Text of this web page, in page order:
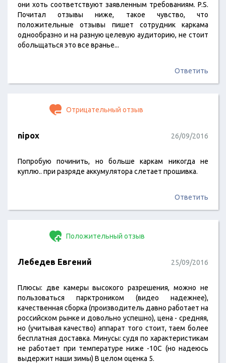
они хоть соответствуют заявленным требованиям. P.S.
Почитал отзывы ниже, такое чувство, что
положительные отзывы пишет сотрудник каркама
однообразно и на разную целевую аудиторию, не стоит
обольщаться это все вранье...
Ответить
Отрицательный отзыв
nipox 26/09/2016
Попробую починить, но больше каркам никогда не
куплю.. при разряде аккумулятора слетает прошивка.
Ответить
Положительный отзыв
Лебедев Евгений 25/09/2016
Плюсы: две камеры высокого разрешения, можно не
пользоваться парктроником (видео надежнее),
качественная сборка (производитель давно работает на
российском рынке и довольно успешно), цена - средняя,
но (учитывая качество) аппарат того стоит, таем более
бесплатная доставка. Минусы: судя по характеристикам
не работает при температуре ниже -10С (но надеюсь
выдержит наши зимы) В целом оценка 5.